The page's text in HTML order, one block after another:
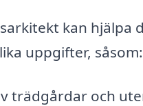
kan hjälpa
uppgifter, såsom:
trädgårdar och